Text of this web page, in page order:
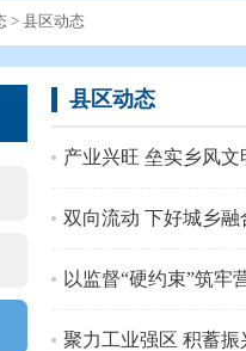
> 县区动态
县区动态
产业兴旺 垒实乡风文
双向流动 下好城乡融
以监督“硬约束”筑牢
聚力工业强区 积蓄振